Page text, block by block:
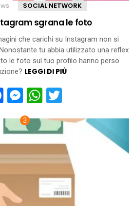
SOCIAL NETWORK
sgrana le foto
che carichi su Instagram non si
tu abbia utilizzato una reflex
le foto sul tuo profilo hanno perso
LEGGI DI PIÙ
Facebook
Messenger
WhatsApp